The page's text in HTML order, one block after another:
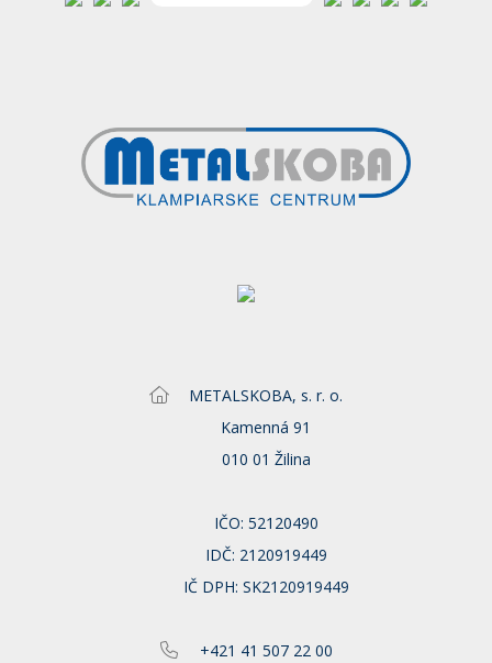
METALSKOBA, s. r. o.
Kamenná 91
010 01 Žilina
IČO: 52120490
IDČ: 2120919449
IČ DPH: SK2120919449
+421 41 507 22 00